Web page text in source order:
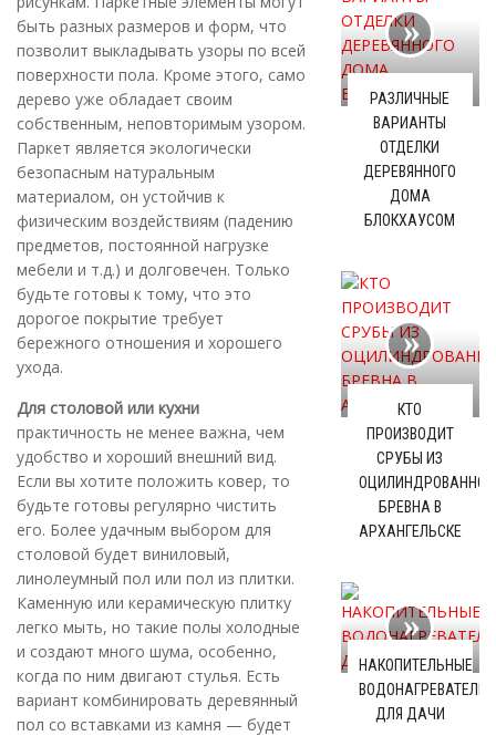
быть разных размеров и форм, что
позволит выкладывать узоры по всей
поверхности пола. Кроме этого, само
дерево уже обладает своим
собственным, неповторимым узором.
Паркет является экологически
безопасным натуральным
материалом, он устойчив к
физическим воздействиям (падению
предметов, постоянной нагрузке
мебели и т.д.) и долговечен. Только
будьте готовы к тому, что это
дорогое покрытие требует
бережного отношения и хорошего
ухода.
Для столовой или кухни
практичность не менее важна, чем
удобство и хороший внешний вид.
Если вы хотите положить ковер, то
будьте готовы регулярно чистить
его. Более удачным выбором для
столовой будет виниловый,
линолеумный пол или пол из плитки.
Каменную или керамическую плитку
легко мыть, но такие полы холодные
и создают много шума, особенно,
когда по ним двигают стулья. Есть
вариант комбинировать деревянный
пол со вставками из камня — будет
РАЗЛИЧНЫЕ
ВАРИАНТЫ
ОТДЕЛКИ
ДЕРЕВЯННОГО
ДОМА
БЛОКХАУСОМ
КТО
ПРОИЗВОДИТ
СРУБЫ ИЗ
БРЕВНА В
АРХАНГЕЛЬСКЕ
НАКОПИТЕЛЬНЫЕ
ВОДОНАГРЕВАТЕЛИ
ДЛЯ ДАЧИ